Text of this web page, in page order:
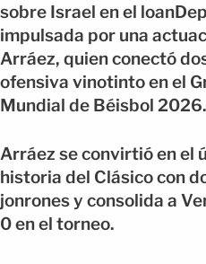
sobre Israel en el
impulsada por una
Arráez, quien conectó
ofensiva vinotinto en el
Mundial de Béisbol 2026.
Arráez se convirtió en el
historia del Clásico con
jonrones y consolida a
0 en el torneo.